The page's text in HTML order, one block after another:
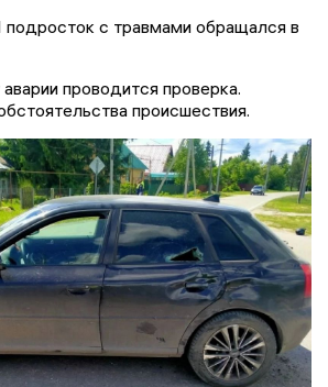
с травмами обращался в
проводится проверка.
происшествия.